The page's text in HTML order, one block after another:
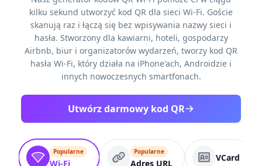
kilku sekund utworzyć kod QR dla sieci Wi-Fi. Goście
skanują raz i łączą się bez wpisywania nazwy sieci i
hasła. Stworzony dla kawiarni, hoteli, gospodarzy
Airbnb, biur i organizatorów wydarzeń, tworzy kod QR
hasła Wi-Fi, który działa na iPhone'ach, Androidzie i
innych nowoczesnych smartfonach.
Utwórz darmowy kod QR
Popularne
Wi-Fi
Popularne
Adres URL
VCard